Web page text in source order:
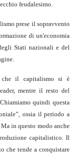
feudalesimo.
prese il sopravvento
di un'economia
Stati nazionali e del
che il capitalismo si è
mentre il resto del
quindi questa
ossia il periodo a
in questo modo anche
capitalistico. Il
che tende a conquistare